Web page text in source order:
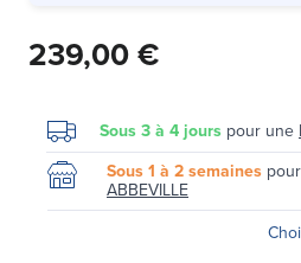
239,00 €
Sous 3 à 4 jours pour une
Sous 1 à 2 semaines
ABBEVILLE